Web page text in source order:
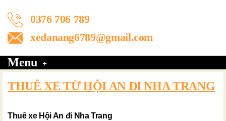
0376 706 789
xedanang6789@gmail.com
Menu
THUÊ XE TỪ HỘI AN ĐI NHA TRANG
Thuê xe Hội An đi Nha Trang